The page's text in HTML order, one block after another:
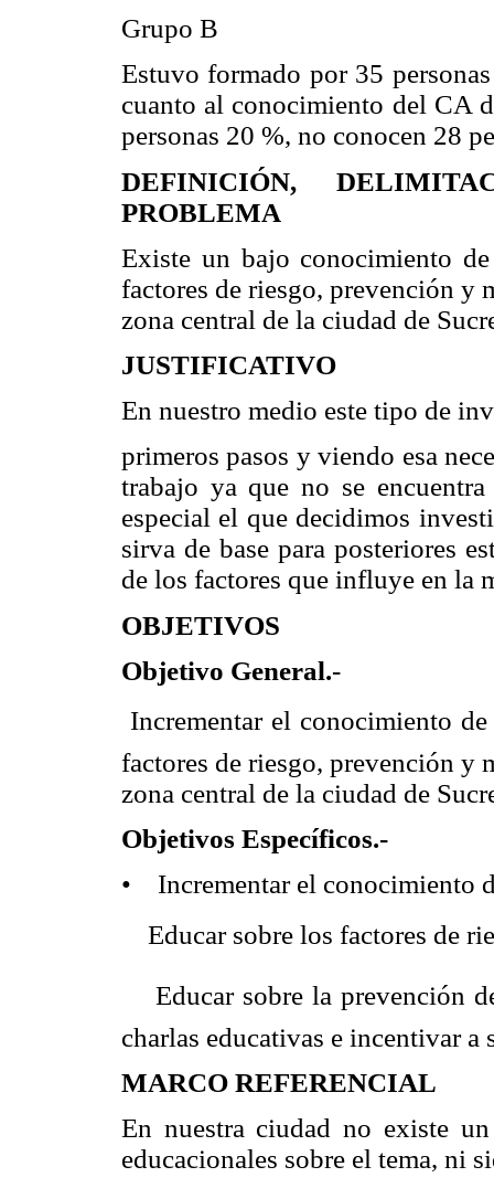
Grupo B
Estuvo formado por 35
cuanto al conocimiento del CA
personas 20 %, no conocen 28
DEFINICIÓN,
PROBLEMA
Existe un bajo conocimiento
factores de riesgo, prevención y
zona central de la ciudad de
JUSTIFICATIVO
En nuestro medio este tipo de
primeros pasos y viendo esa
trabajo ya que no se
especial el que decidimos
sirva de base para posteriores
de los factores que influye en la
OBJETIVOS
Objetivo General.-
 Incrementar el conocimiento
factores de riesgo, prevención y
zona central de la ciudad de
Objetivos Específicos.-
• Incrementar el conocimiento
 Educar sobre los factores de
 Educar sobre la prevención
charlas educativas e incentivar a
MARCO REFERENCIAL
En nuestra ciudad no existe
educacionales sobre el tema, ni